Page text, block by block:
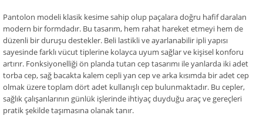
Pantolon modeli klasik kesime sahip olup paçalara doğru hafif daralan
modern bir formdadır. Bu tasarım, hem rahat hareket etmeyi hem de
düzenli bir duruşu destekler. Beli lastikli ve ayarlanabilir ipli yapısı
sayesinde farklı vücut tiplerine kolayca uyum sağlar ve kişisel konforu
artırır. Fonksiyonelliği ön planda tutan cep tasarımı ile yanlarda iki adet
torba cep, sağ bacakta kalem cepli yan cep ve arka kısımda bir adet cep
olmak üzere toplam dört adet kullanışlı cep bulunmaktadır. Bu cepler,
sağlık çalışanlarının günlük işlerinde ihtiyaç duyduğu araç ve gereçleri
pratik şekilde taşımasına olanak tanır.